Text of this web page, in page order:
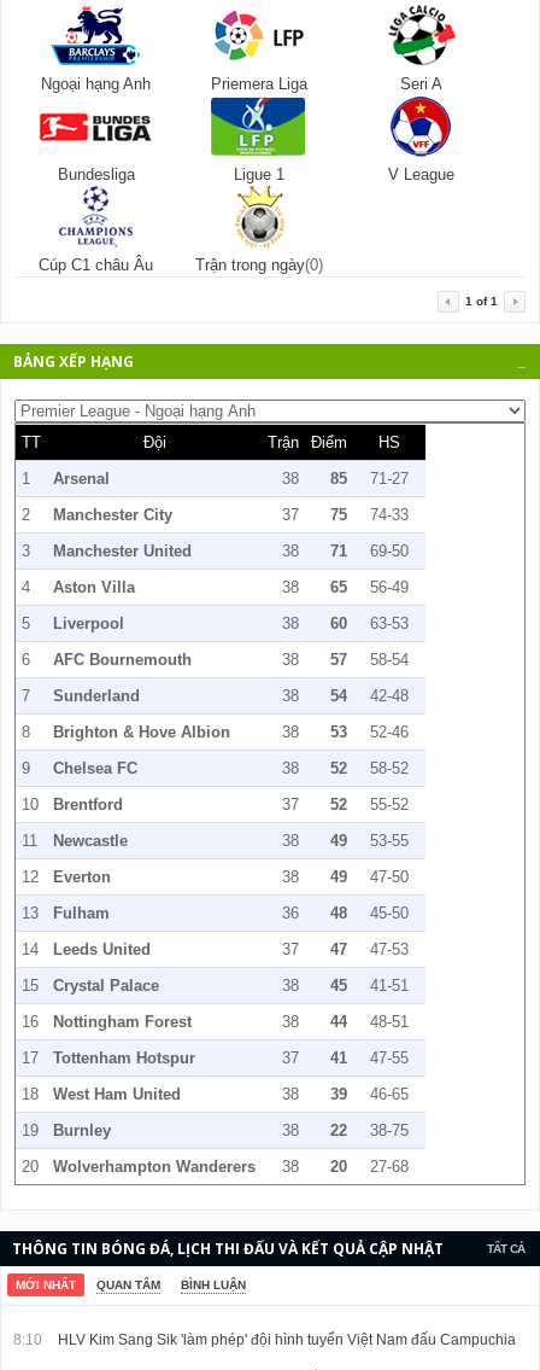
Ngoại hạng Anh Priemera Liga Seri A
Bundesliga Ligue 1 V League
Cúp C1 châu Âu Trận trong ngày(0)
1 of1
BẢNG XẾP HẠNG
TT Đội Trận Điểm
HS
1
Arsenal 38 85
71-27
2
Manchester City 37 75
74-33
3
Manchester United 38 71
69-50
4
Aston Villa 38 65
56-49
5
Liverpool 38 60
63-53
6
AFC Bournemouth 38 57
58-54
7
Sunderland 38 54
42-48
8
Brighton & Hove Albion 38 53
52-46
9
Chelsea FC 38 52
58-52
10
Brentford 37 52
55-52
11
Newcastle 38 49
53-55
12
Everton 38 49
47-50
13
Fulham 36 48
45-50
14
Leeds United 37 47
47-53
15
Crystal Palace 38 45
41-51
16
Nottingham Forest 38 44
48-51
17
Tottenham Hotspur 37 41
47-55
18
West Ham United 38 39
46-65
19
Burnley 38 22
38-75
20
Wolverhampton Wanderers 38 20 27-68
TẤT CẢ
THÔNG TIN BÓNG ĐÁ, LỊCH THI ĐẤU VÀ KẾT QUẢ CẬP NHẬT
LIÊN TỤC.
MỚI NHẤT QUAN TÂM BÌNH LUẬN
8:10 HLV Kim Sang Sik 'làm phép' đội hình tuyển Việt Nam đấu Campuchia